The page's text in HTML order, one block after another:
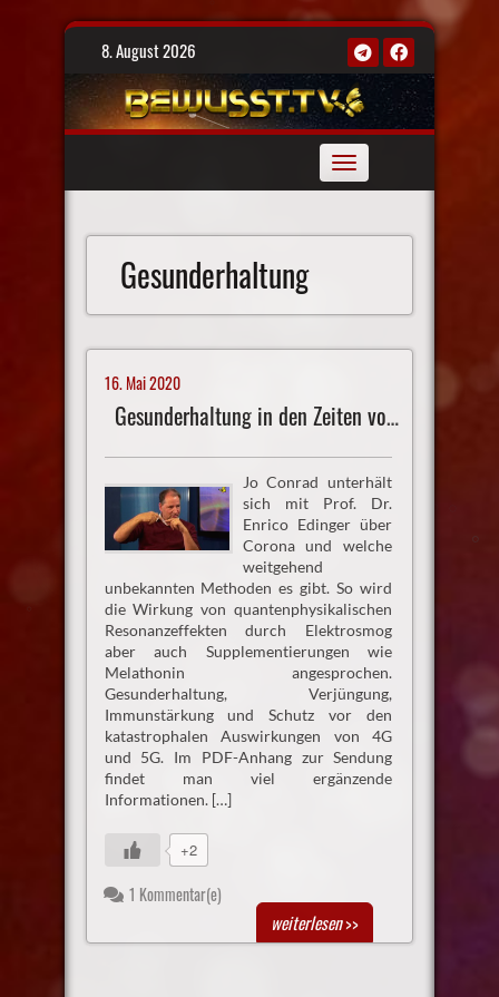
Skip
8. August 2026
Toggle
navigation
Gesunderhaltung
16. Mai 2020
Gesunderhaltung in den Zeiten von Corona
Jo Conrad unterhält
sich mit Prof. Dr.
Enrico Edinger über
Corona und welche
weitgehend
unbekannten Methoden es gibt. So wird
die Wirkung von quantenphysikalischen
Resonanzeffekten durch Elektrosmog
aber auch Supplementierungen wie
Melathonin angesprochen.
Gesunderhaltung, Verjüngung,
Immunstärkung und Schutz vor den
katastrophalen Auswirkungen von 4G
und 5G. Im PDF-Anhang zur Sendung
findet man viel ergänzende
Informationen. […]
+2
1 Kommentar(e)
weiterlesen>>